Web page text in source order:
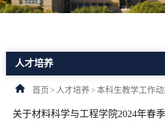
人才培养
首页 > 人才培养 > 本科生教学工作
关于材料科学与工程学院2024年春